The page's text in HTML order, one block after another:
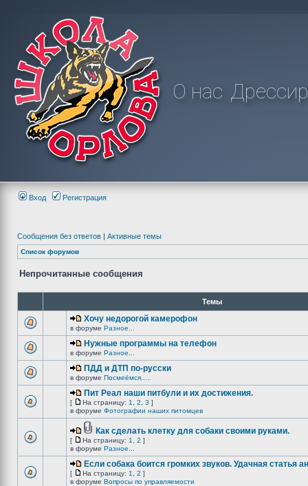
О нас
Вход Регистрация
Сообщения без ответов | Активные темы
Список форумов
Непрочитанные сообщения
Темы
Хочу недорогой камерофон
в форуме Разное...
Нужные программы на телефон
в форуме Разное...
ПДД и ДТП по-русски
в форуме Посмеёмся.....
Пит Реал наши питбули и их достижения.
[ На страницу: 1 2 3 ]
в форуме Фотографии наших питомцев
Как сделать клетку для собаки своими руками.
[ На страницу: 1 2 ]
в форуме Разное...
Если собака боится громких звуков. Удачная статья
[ На страницу: 1 2 ]
в форуме Вопросы по управляемости